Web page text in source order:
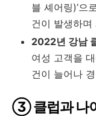
블 셰어링)’으
건이 발생하며
2022년 강남
여성 고객을
건이 늘어나
③ 클럽과 나